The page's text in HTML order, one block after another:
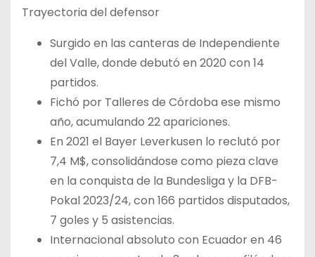
Trayectoria del defensor
Surgido en las canteras de Independiente
del Valle, donde debutó en 2020 con 14
partidos.
Fichó por Talleres de Córdoba ese mismo
año, acumulando 22 apariciones.
En 2021 el Bayer Leverkusen lo reclutó por
7,4 M$, consolidándose como pieza clave
en la conquista de la Bundesliga y la DFB-
Pokal 2023/24, con 166 partidos disputados,
7 goles y 5 asistencias.
Internacional absoluto con Ecuador en 46